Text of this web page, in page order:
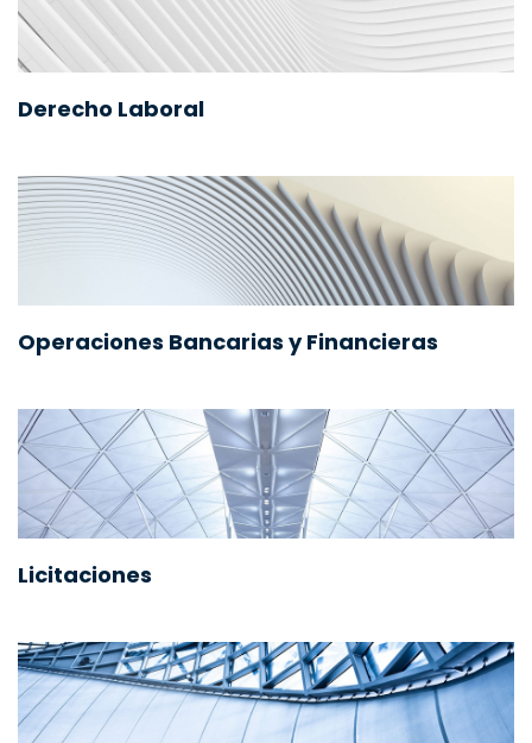
Derecho Laboral
Operaciones Bancarias y Financieras
Licitaciones